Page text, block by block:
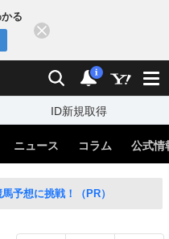
る
検索 通知
i
ID新規取得
ニュース コラム 公式情
予想に挑戦！（PR）